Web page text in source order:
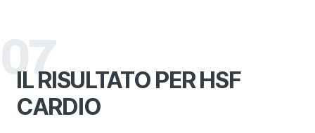
07
IL RISULTATO PER HSF
CARDIO